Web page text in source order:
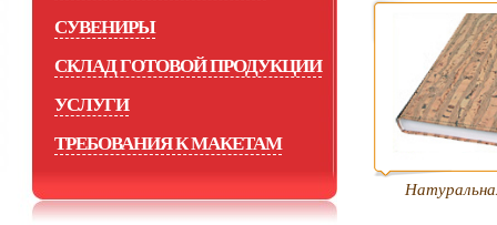
СУВЕНИРЫ
СКЛАД ГОТОВОЙ ПРОДУКЦИИ
УСЛУГИ
ТРЕБОВАНИЯ К МАКЕТАМ